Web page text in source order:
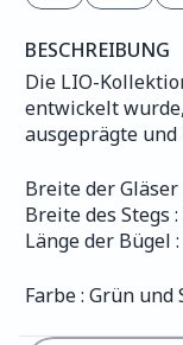
BESCHREIBUNG
Die LIO-
entwickelt
ausgeprägte
Breite der Gläser
Breite des Stegs
Länge der Bügel
Farbe : Grün und